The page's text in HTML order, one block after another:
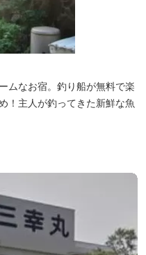
ムなお宿。釣り船が無料で楽
！主人が釣ってきた新鮮な魚